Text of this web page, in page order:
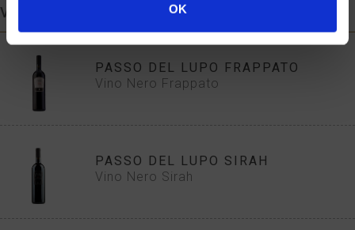
OK
VINI
PASSO DEL LUPO FRAPPATO
Vino Nero Frappato
PASSO DEL LUPO SIRAH
Vino Nero Sirah